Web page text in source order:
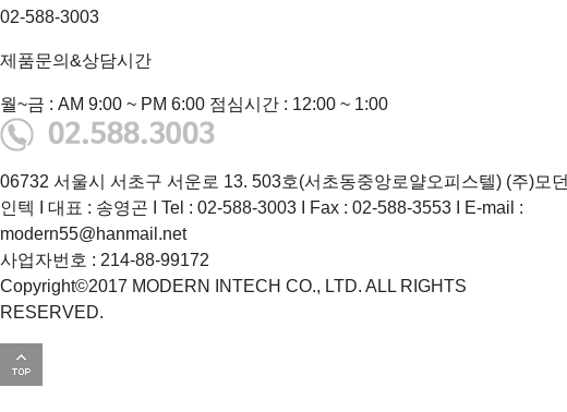
02-588-3003
제품문의&상담시간
월~금 : AM 9:00 ~ PM 6:00 점심시간 : 12:00 ~ 1:00
06732 서울시 서초구 서운로 13. 503호(서초동중앙로얄오피스텔) (주)모던
인텍 I 대표 : 송영곤 I Tel : 02-588-3003 I Fax : 02-588-3553 I E-mail :
modern55@hanmail.net
사업자번호 : 214-88-99172
Copyright©2017 MODERN INTECH CO., LTD. ALL RIGHTS
RESERVED.